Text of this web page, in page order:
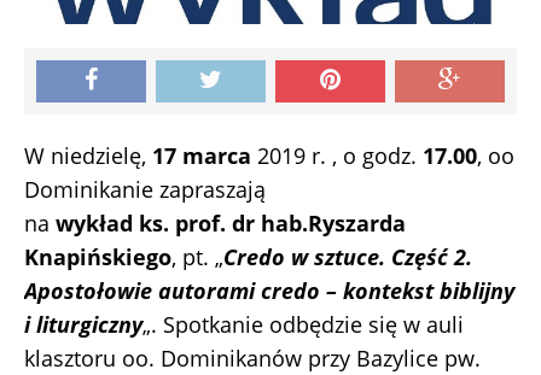
W niedzielę, 17 marca 2019 r. , o godz. 17.00, oo
Dominikanie zapraszają
na wykład ks. prof. dr hab.Ryszarda
Knapińskiego, pt. „Credo w sztuce. Część 2.
Apostołowie autorami credo – kontekst biblijny
i liturgiczny„. Spotkanie odbędzie się w auli
klasztoru oo. Dominikanów przy Bazylice pw.